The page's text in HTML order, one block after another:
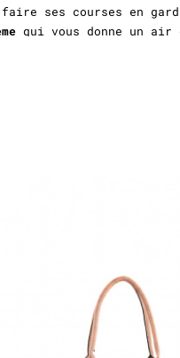
ses courses en
qui vous donne un
en raphia, en
bonheur à la trace.
prend des airs
dernier bouquin de
!!! What a girl !!!